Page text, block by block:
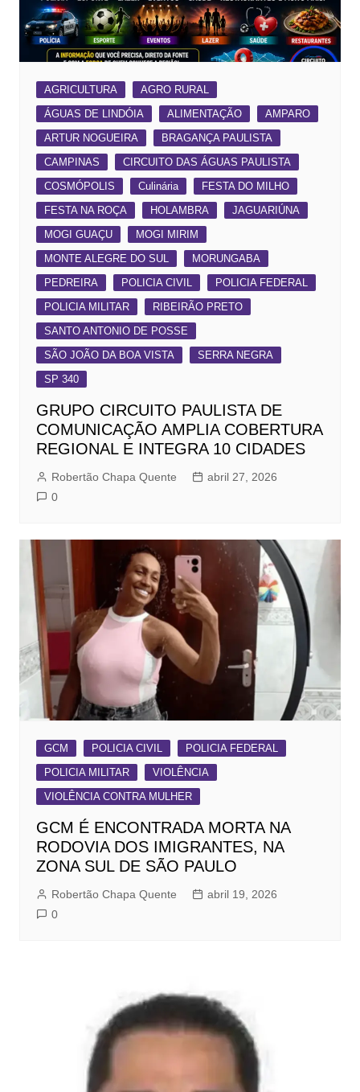
AGRICULTURA
AGRO RURAL
ÁGUAS DE LINDÓIA
ALIMENTAÇÃO
AMPARO
ARTUR NOGUEIRA
BRAGANÇA PAULISTA
CAMPINAS
CIRCUITO DAS ÁGUAS PAULISTA
COSMÓPOLIS
Culinária
FESTA DO MILHO
FESTA NA ROÇA
HOLAMBRA
JAGUARIÚNA
MOGI GUAÇU
MOGI MIRIM
MONTE ALEGRE DO SUL
MORUNGABA
PEDREIRA
POLICIA CIVIL
POLICIA FEDERAL
POLICIA MILITAR
RIBEIRÃO PRETO
SANTO ANTONIO DE POSSE
SÃO JOÃO DA BOA VISTA
SERRA NEGRA
SP 340
GRUPO CIRCUITO PAULISTA DE
COMUNICAÇÃO AMPLIA COBERTURA
REGIONAL E INTEGRA 10 CIDADES
Robertão Chapa Quente
abril 27, 2026
0
GCM POLICIA CIVIL
POLICIA FEDERAL
POLICIA MILITAR
VIOLÊNCIA
VIOLÊNCIA CONTRA MULHER
GCM É ENCONTRADA MORTA NA
RODOVIA DOS IMIGRANTES, NA
ZONA SUL DE SÃO PAULO
Robertão Chapa Quente
abril 19, 2026
0